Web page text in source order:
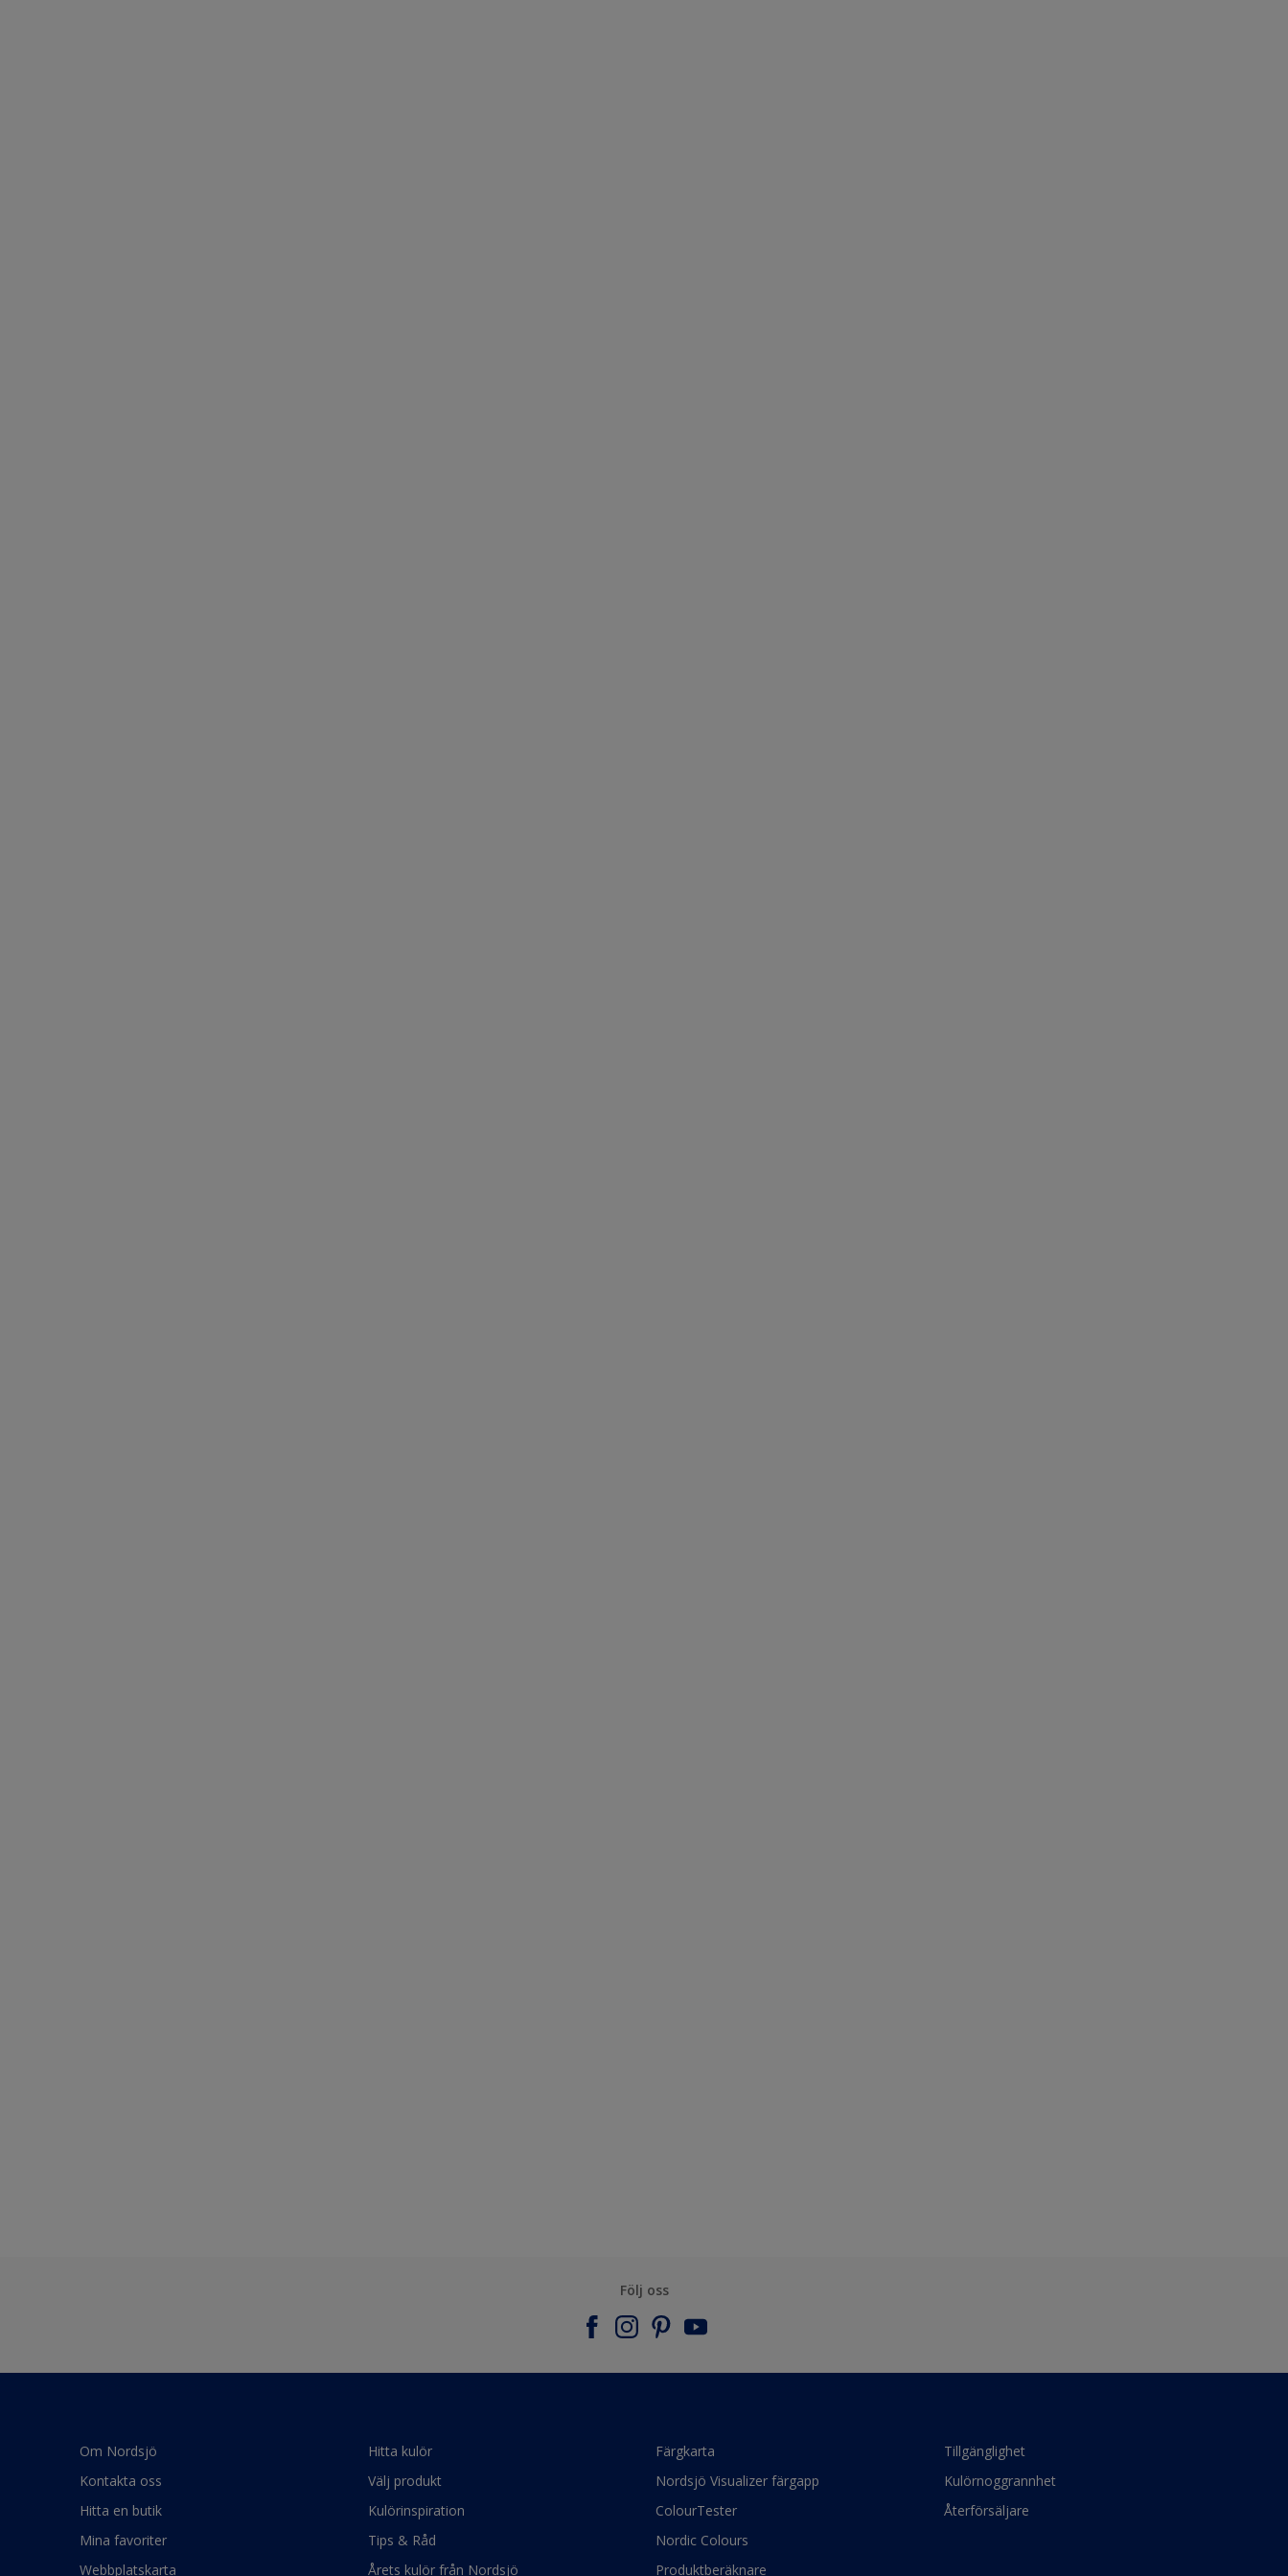
Följ oss
Om Nordsjö
Kontakta oss
Hitta en butik
Mina favoriter
Webbplatskarta
Hitta kulör
Välj produkt
Kulörinspiration
Tips & Råd
Årets kulör från Nordsjö
Färgkarta
Nordsjö Visualizer färgapp
ColourTester
Nordic Colours
Produktberäknare
Tillgänglighet
Kulörnoggrannhet
Återförsäljare